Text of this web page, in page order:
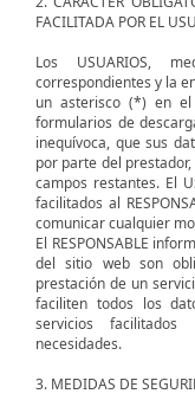
FACILITADA POR EL
Los USUARIOS,
correspondientes y la
un asterisco (*) en
formularios de
inequívoca, que sus
por parte del
campos restantes. El
facilitados al
comunicar cualquier
El RESPONSABLE
del sitio web son
prestación de un
faciliten todos los
servicios
necesidades.
3. MEDIDAS DE